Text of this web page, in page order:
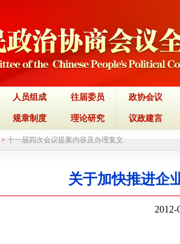
人员组成 往届委员
规章制度 理论研究
政协会议
议政建言
> 十一届四次会议提案内容及办理复文
关于加快推进企
2012-